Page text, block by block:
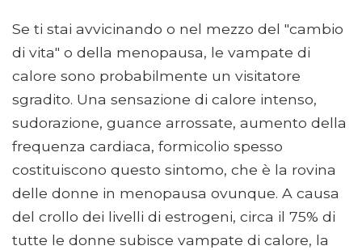
Se ti stai avvicinando o nel mezzo del "cambio
di vita" o della menopausa, le vampate di
calore sono probabilmente un visitatore
sgradito. Una sensazione di calore intenso,
sudorazione, guance arrossate, aumento della
frequenza cardiaca, formicolio spesso
costituiscono questo sintomo, che è la rovina
delle donne in menopausa ovunque. A causa
del crollo dei livelli di estrogeni, circa il 75% di
tutte le donne subisce vampate di calore, la